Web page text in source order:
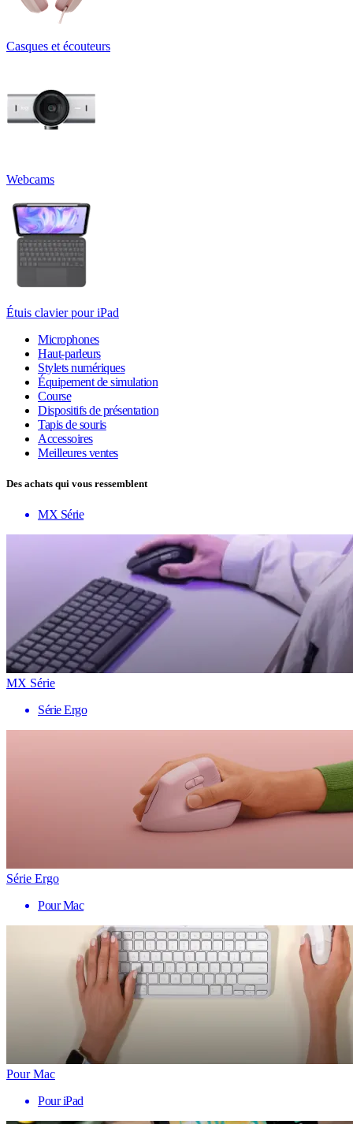
Casques et écouteurs
Webcams
Étuis clavier pour iPad
Microphones
Haut-parleurs
Stylets numériques
Équipement de simulation
Course
Dispositifs de présentation
Tapis de souris
Accessoires
Meilleures ventes
Des achats qui vous ressemblent
MX Série
MX Série
Série Ergo
Série Ergo
Pour Mac
Pour Mac
Pour iPad